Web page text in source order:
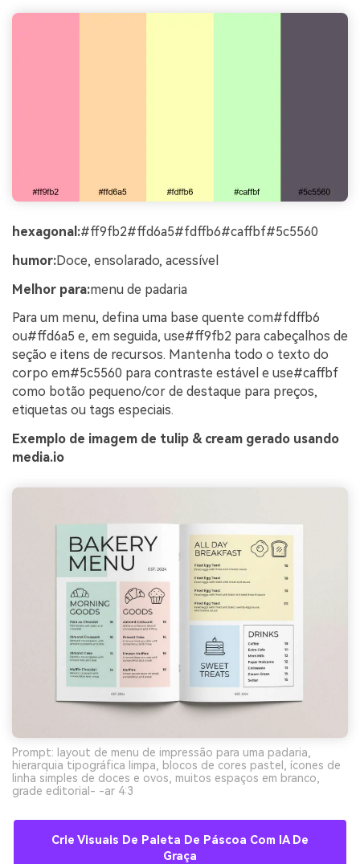
hexagonal:#ff9fb2#ffd6a5#fdffb6#caffbf#5c5560
humor:Doce, ensolarado, acessível
Melhor para:menu de padaria
Para um menu, defina uma base quente com#fdffb6
ou#ffd6a5 e, em seguida, use#ff9fb2 para cabeçalhos de
seção e itens de recursos. Mantenha todo o texto do
corpo em#5c5560 para contraste estável e use#caffbf
como botão pequeno/cor de destaque para preços,
etiquetas ou tags especiais.
Exemplo de imagem de tulip & cream gerado usando
media.io
Prompt: layout de menu de impressão para uma padaria,
hierarquia tipográfica limpa, blocos de cores pastel, ícones de
linha simples de doces e ovos, muitos espaços em branco,
grade editorial- -ar 4:3
Crie Visuais De Paleta De Páscoa Com IA De
Graça